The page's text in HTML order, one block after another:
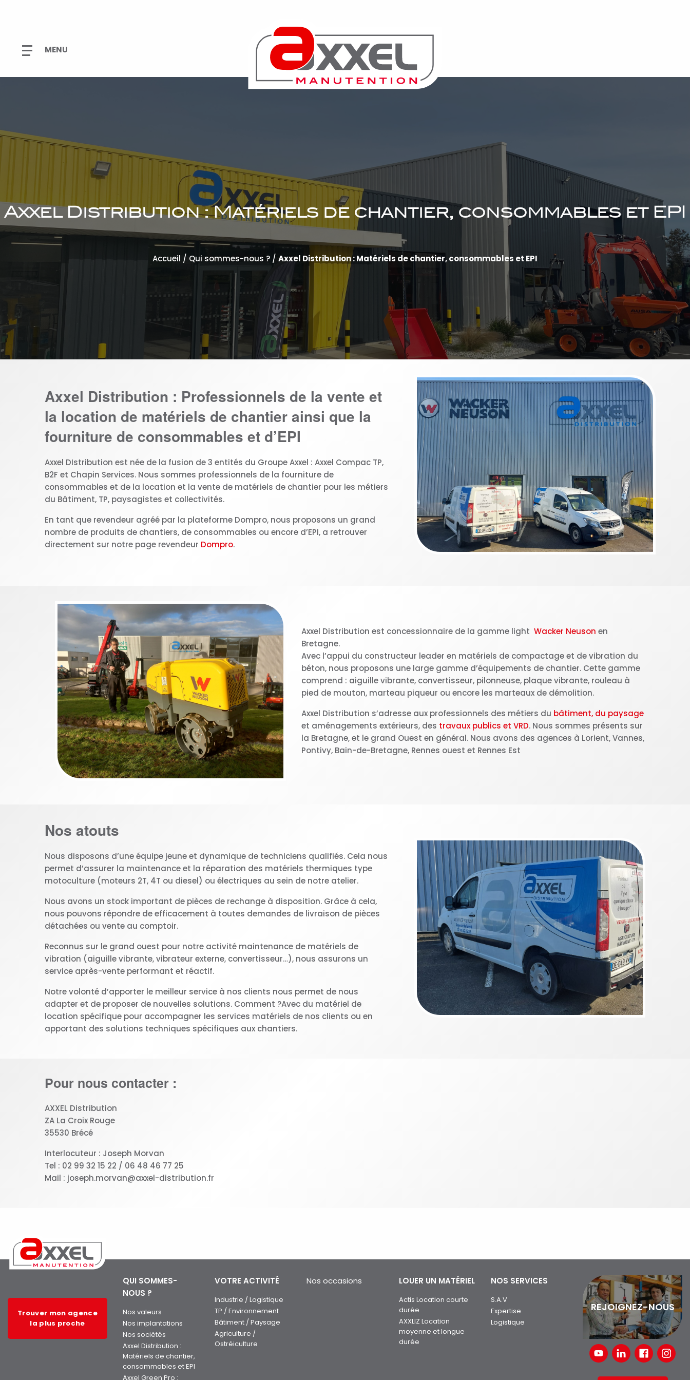
Axxel Distribution : Matériels de chantier, consommables et EPI
Accueil / Qui sommes-nous ? / Axxel Distribution : Matériels de chantier, consommables et EPI
Axxel Distribution : Professionnels de la vente et
la location de matériels de chantier ainsi que la
fourniture de consommables et d’EPI
Axxel DIstribution est née de la fusion de 3 entités du Groupe Axxel : Axxel Compac TP,
B2F et Chapin Services. Nous sommes professionnels de la fourniture de
consommables et de la location et la vente de matériels de chantier pour les métiers
du Bâtiment, TP, paysagistes et collectivités.
En tant que revendeur agréé par la plateforme Dompro, nous proposons un grand
nombre de produits de chantiers, de consommables ou encore d’EPI, a retrouver
directement sur notre page revendeur Dompro.
Axxel Distribution est concessionnaire de la gamme light Wacker Neuson en
Bretagne.
Avec l’appui du constructeur leader en matériels de compactage et de vibration du
béton, nous proposons une large gamme d’équipements de chantier. Cette gamme
comprend : aiguille vibrante, convertisseur, pilonneuse, plaque vibrante, rouleau à
pied de mouton, marteau piqueur ou encore les marteaux de démolition.
Axxel Distribution s’adresse aux professionnels des métiers du bâtiment, du paysage
et aménagements extérieurs, des travaux publics et VRD. Nous sommes présents sur
la Bretagne, et le grand Ouest en général. Nous avons des agences à Lorient, Vannes,
Pontivy, Bain-de-Bretagne, Rennes ouest et Rennes Est
Nos atouts
Nous disposons d’une équipe jeune et dynamique de techniciens qualifiés. Cela nous
permet d’assurer la maintenance et la réparation des matériels thermiques type
motoculture (moteurs 2T, 4T ou diesel) ou électriques au sein de notre atelier.
Nous avons un stock important de pièces de rechange à disposition. Grâce à cela,
nous pouvons répondre de efficacement à toutes demandes de livraison de pièces
détachées ou vente au comptoir.
Reconnus sur le grand ouest pour notre activité maintenance de matériels de
vibration (aiguille vibrante, vibrateur externe, convertisseur…), nous assurons un
service après-vente performant et réactif.
Notre volonté d’apporter le meilleur service à nos clients nous permet de nous
adapter et de proposer de nouvelles solutions. Comment ?Avec du matériel de
location spécifique pour accompagner les services matériels de nos clients ou en
apportant des solutions techniques spécifiques aux chantiers.
Pour nous contacter :
AXXEL Distribution
ZA La Croix Rouge
35530 Brécé
Interlocuteur : Joseph Morvan
Tel : 02 99 32 15 22 / 06 48 46 77 25
Mail : joseph.morvan@axxel-distribution.fr
Trouver mon agence
la plus proche
QUI SOMMES-
NOUS ?
Nos valeurs
Nos implantations
Nos sociétés
Axxel Distribution :
Matériels de chantier,
consommables et EPI
Axxel Green Pro :
VOTRE ACTIVITÉ
Industrie / Logistique
TP / Environnement
Bâtiment / Paysage
Agriculture /
Ostréiculture
Nos occasions LOUER UN MATÉRIEL
Actis Location courte
durée
AXXLIZ Location
moyenne et longue
durée
NOS SERVICES
S.A.V
Expertise
Logistique
REJOIGNEZ-NOUS